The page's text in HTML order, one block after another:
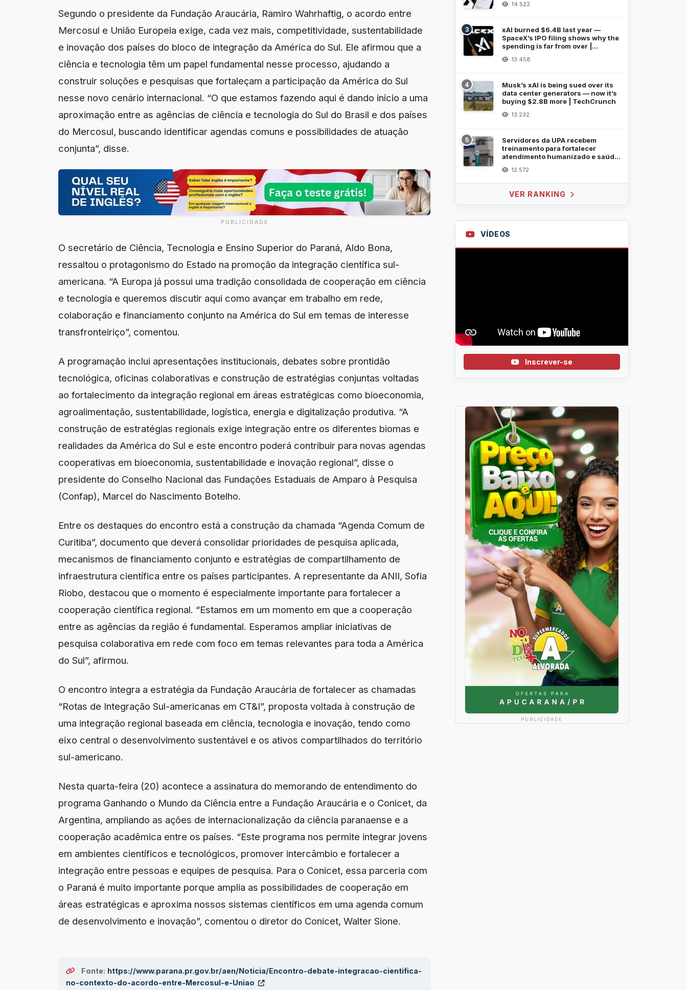
Segundo o presidente da Fundação Araucária, Ramiro Wahrhaftig, o acordo entre
Mercosul e União Europeia exige, cada vez mais, competitividade, sustentabilidade
e inovação dos países do bloco de integração da América do Sul. Ele afirmou que a
ciência e tecnologia têm um papel fundamental nesse processo, ajudando a
construir soluções e pesquisas que fortaleçam a participação da América do Sul
nesse novo cenário internacional. “O que estamos fazendo aqui é dando início a uma
aproximação entre as agências de ciência e tecnologia do Sul do Brasil e dos países
do Mercosul, buscando identificar agendas comuns e possibilidades de atuação
conjunta”, disse.
PUBLICIDADE
O secretário de Ciência, Tecnologia e Ensino Superior do Paraná, Aldo Bona,
ressaltou o protagonismo do Estado na promoção da integração científica sul-
americana. “A Europa já possui uma tradição consolidada de cooperação em ciência
e tecnologia e queremos discutir aqui como avançar em trabalho em rede,
colaboração e financiamento conjunto na América do Sul em temas de interesse
transfronteiriço”, comentou.
A programação inclui apresentações institucionais, debates sobre prontidão
tecnológica, oficinas colaborativas e construção de estratégias conjuntas voltadas
ao fortalecimento da integração regional em áreas estratégicas como bioeconomia,
agroalimentação, sustentabilidade, logística, energia e digitalização produtiva. “A
construção de estratégias regionais exige integração entre os diferentes biomas e
realidades da América do Sul e este encontro poderá contribuir para novas agendas
cooperativas em bioeconomia, sustentabilidade e inovação regional”, disse o
presidente do Conselho Nacional das Fundações Estaduais de Amparo à Pesquisa
(Confap), Marcel do Nascimento Botelho.
Entre os destaques do encontro está a construção da chamada “Agenda Comum de
Curitiba”, documento que deverá consolidar prioridades de pesquisa aplicada,
mecanismos de financiamento conjunto e estratégias de compartilhamento de
infraestrutura científica entre os países participantes. A representante da ANII, Sofia
Riobo, destacou que o momento é especialmente importante para fortalecer a
cooperação científica regional. “Estamos em um momento em que a cooperação
entre as agências da região é fundamental. Esperamos ampliar iniciativas de
pesquisa colaborativa em rede com foco em temas relevantes para toda a América
do Sul”, afirmou.
O encontro integra a estratégia da Fundação Araucária de fortalecer as chamadas
“Rotas de Integração Sul-americanas em CT&I”, proposta voltada à construção de
uma integração regional baseada em ciência, tecnologia e inovação, tendo como
eixo central o desenvolvimento sustentável e os ativos compartilhados do território
sul-americano.
Nesta quarta-feira (20) acontece a assinatura do memorando de entendimento do
programa Ganhando o Mundo da Ciência entre a Fundação Araucária e o Conicet, da
Argentina, ampliando as ações de internacionalização da ciência paranaense e a
cooperação acadêmica entre os países. “Este programa nos permite integrar jovens
em ambientes científicos e tecnológicos, promover intercâmbio e fortalecer a
integração entre pessoas e equipes de pesquisa. Para o Conicet, essa parceria com
o Paraná é muito importante porque amplia as possibilidades de cooperação em
áreas estratégicas e aproxima nossos sistemas científicos em uma agenda comum
de desenvolvimento e inovação”, comentou o diretor do Conicet, Walter Sione.
Fonte: https://www.parana.pr.gov.br/aen/Noticia/Encontro-debate-integracao-cientifica-
no-contexto-do-acordo-entre-Mercosul-e-Uniao
14.522
3
xAI burned $6.4B last year —
SpaceX’s IPO filing shows why the
spending is far from over |
13.458
4
Musk’s xAI is being sued over its
data center generators — now it’s
buying $2.8B more | TechCrunch
13.232
5
Servidores da UPA recebem
treinamento para fortalecer
atendimento humanizado e saúde
12.572
VER RANKING
VÍDEOS
Inscrever-se
PUBLICIDADE